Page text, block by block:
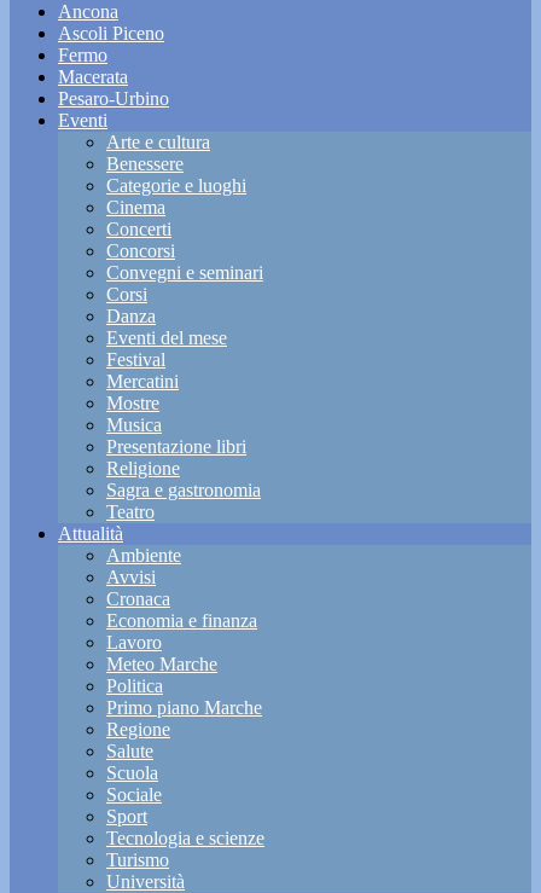
Ancona
Ascoli Piceno
Fermo
Macerata
Pesaro-Urbino
Eventi
Arte e cultura
Benessere
Categorie e luoghi
Cinema
Concerti
Concorsi
Convegni e seminari
Corsi
Danza
Eventi del mese
Festival
Mercatini
Mostre
Musica
Presentazione libri
Religione
Sagra e gastronomia
Teatro
Attualità
Ambiente
Avvisi
Cronaca
Economia e finanza
Lavoro
Meteo Marche
Politica
Primo piano Marche
Regione
Salute
Scuola
Sociale
Sport
Tecnologia e scienze
Turismo
Università